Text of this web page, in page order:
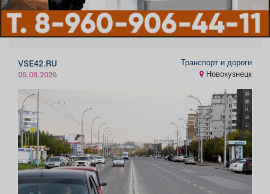
VSE42.RU
05.08.2026
Транспорт и дороги
Новокузнецк